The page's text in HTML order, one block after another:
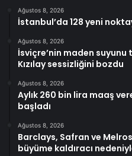
Ağustos 8, 2026
İstanbul’da 128 yeni
Ağustos 8, 2026
İsviçre’nin maden
Kızılay sessizliğini bozdu
Ağustos 8, 2026
Aylık 260 bin lira maaş
başladı
Ağustos 8, 2026
Barclays, Safran ve
büyüme kaldıracı